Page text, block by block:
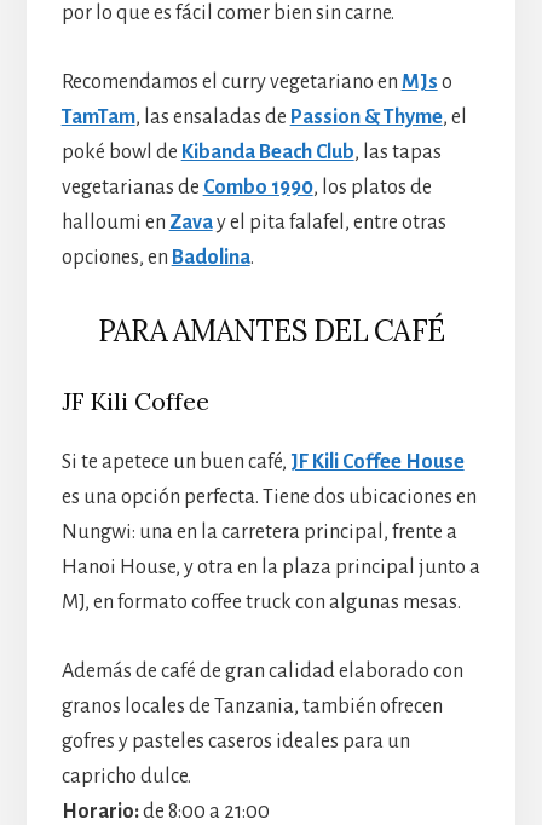
por lo que es fácil comer bien sin carne.
Recomendamos el curry vegetariano en MJs o
TamTam, las ensaladas de Passion & Thyme, el
poké bowl de Kibanda Beach Club, las tapas
vegetarianas de Combo 1990, los platos de
halloumi en Zavay el pita falafel, entre otras
opciones, en Badolina.
PARA AMANTES DEL CAFÉ
JF Kili Coffee
Si te apetece un buen café, JF Kili Coffee House
es una opción perfecta. Tiene dos ubicaciones en
Nungwi: una en la carretera principal, frente a
Hanoi House, y otra en la plaza principal junto a
MJ, en formato coffee truck con algunas mesas.
Además de café de gran calidad elaborado con
granos locales de Tanzania, también ofrecen
gofres y pasteles caseros ideales para un
capricho dulce.
Horario:de 8:00 a 21:00